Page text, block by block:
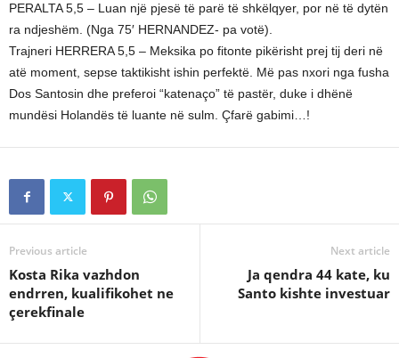
PERALTA 5,5 – Luan një pjesë të parë të shkëlqyer, por në të dytën
ra ndjeshëm. (Nga 75′ HERNANDEZ- pa votë).
Trajneri HERRERA 5,5 – Meksika po fitonte pikërisht prej tij deri në
atë moment, sepse taktikisht ishin perfektë. Më pas nxori nga fusha
Dos Santosin dhe preferoi “katenaço” të pastër, duke i dhënë
mundësi Holandës të luante në sulm. Çfarë gabimi…!
Previous article
Kosta Rika vazhdon
endrren, kualifikohet ne
çerekfinale
Next article
Ja qendra 44 kate, ku
Santo kishte investuar